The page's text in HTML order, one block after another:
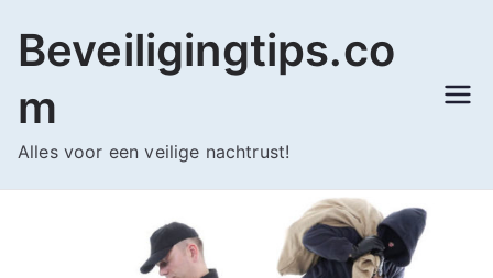
naar
inhoud
Beveiligingtips.co
m
Alles voor een veilige nachtrust!